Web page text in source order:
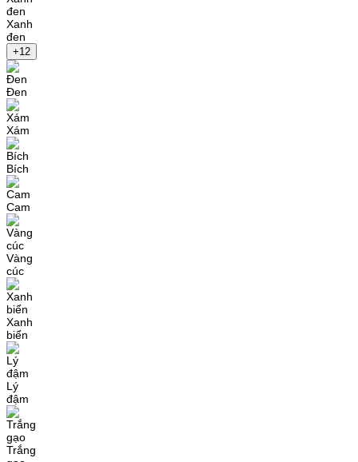
Xanh
đen
+12
Đen
Xám
Bích
Cam
Vàng
cúc
Xanh
biển
Lý
đậm
Trắng